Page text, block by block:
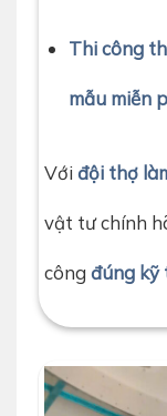
Thi công
mẫu miễn
Với đội thợ
vật tư chính
côngđúng kỹ